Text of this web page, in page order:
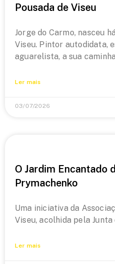
Pousada de Viseu
Jorge do Carmo, nasceu
Viseu. Pintor autodidata,
aguarelista, a sua
Ler mais
03/07/2026
O Jardim Encantado
Prymachenko
Uma iniciativa da
Viseu, acolhida pela
Ler mais